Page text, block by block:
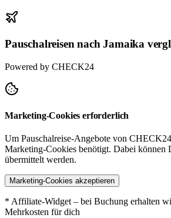
Pauschalreisen nach Jamaika
Powered by CHECK24
Marketing-Cookies erforderlich
Um Pauschalreise-Angebote von
Marketing-Cookies benötigt. Dabei können
übermittelt werden.
Marketing-Cookies akzeptieren
* Affiliate-Widget – bei Buchung erhalten
Mehrkosten für dich